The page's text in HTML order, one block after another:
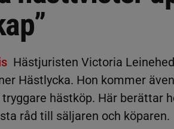
Hästjuristen Victoria
Hästlycka. Hon kommer
hästköp. Här berättar
råd till säljaren och köparen.